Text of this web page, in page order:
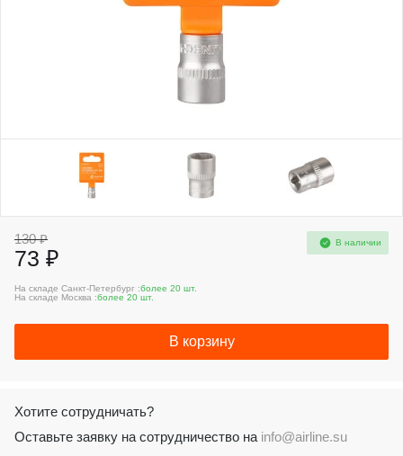
130 ₽
73 ₽
В наличии
На складе Санкт-Петербург :более 20 шт.
На складе Москва :более 20 шт.
В корзину
Хотите сотрудничать?
Оставьте заявку на сотрудничество на info@airline.su